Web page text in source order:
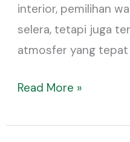
interior, pemilihan
selera, tetapi juga
atmosfer yang
Read More »